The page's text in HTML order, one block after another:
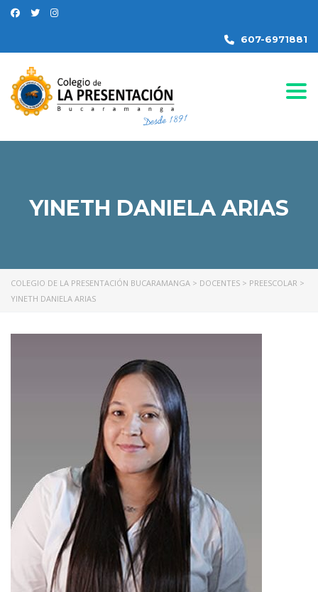
607-6971881
YINETH DANIELA ARIAS
COLEGIO DE LA PRESENTACIÓN BUCARAMANGA > DOCENTES > PREESCOLAR >
YINETH DANIELA ARIAS